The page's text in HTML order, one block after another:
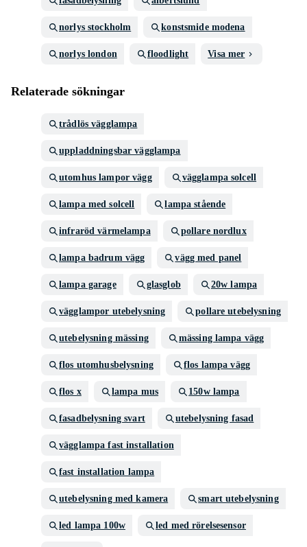
norlys stockholm konstsmide modena
norlys london floodlight Visa mer
Relaterade sökningar
trådlös vägglampa
uppladdningsbar vägglampa
utomhus lampor vägg vägglampa solcell
lampa med solcell lampa stående
infraröd värmelampa pollare nordlux
lampa badrum vägg vägg med panel
lampa garage glasglob 20w lampa
vägglampor utebelysning pollare utebelysning
utebelysning mässing mässing lampa vägg
flos utomhusbelysning flos lampa vägg
flos x lampa mus 150w lampa
fasadbelysning svart utebelysning fasad
vägglampa fast installation
fast installation lampa
utebelysning med kamera smart utebelysning
led lampa 100w led med rörelsesensor